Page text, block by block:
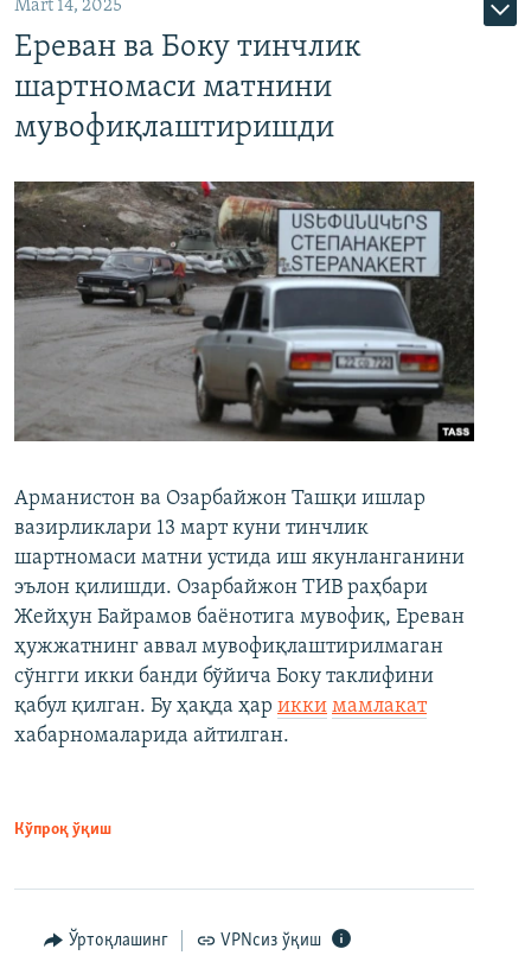
Mart 14, 2025
Ереван ва Боку тинчлик
шартномаси матнини
мувофиқлаштиришди
Арманистон ва Озарбайжон Ташқи ишлар
вазирликлари 13 март куни тинчлик
шартномаси матни устида иш якунланганини
эълон қилишди. Озарбайжон ТИВ раҳбари
Жейҳун Байрамов баёнотига мувофиқ, Ереван
ҳужжатнинг аввал мувофиқлаштирилмаган
сўнгги икки банди бўйича Боку таклифини
қабул қилган. Бу ҳақда ҳар икки мамлакат
хабарномаларида айтилган.
Кўпроқ ўқиш
Ўртоқлашинг VPNсиз ўқиш